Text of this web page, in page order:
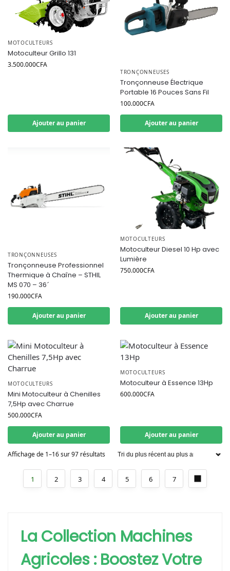
MOTOCULTEURS
Motoculteur Grillo 131
3.500.000CFA
Ajouter au panier
TRONÇONNEUSES
Tronçonneuse Électrique
Portable 16 Pouces Sans Fil
100.000CFA
Ajouter au panier
TRONÇONNEUSES
Tronçonneuse Professionnel
Thermique à Chaîne – STHIL
MS 070 – 36´
190.000CFA
Ajouter au panier
MOTOCULTEURS
Motoculteur Diesel 10 Hp avec
Lumière
750.000CFA
Ajouter au panier
MOTOCULTEURS
Mini Motoculteur à Chenilles
7,5Hp avec Charrue
500.000CFA
Ajouter au panier
MOTOCULTEURS
Motoculteur à Essence 13Hp
600.000CFA
Ajouter au panier
Affichage de 1–16 sur 97 résultats
1 2 3 4 5 6 7
La Collection Machines
Agricoles : Boostez Votre